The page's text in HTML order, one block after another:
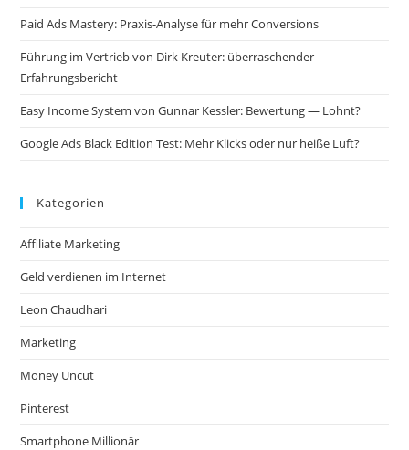
Paid Ads Mastery: Praxis-Analyse für mehr Conversions
Führung im Vertrieb von Dirk Kreuter: überraschender
Erfahrungsbericht
Easy Income System von Gunnar Kessler: Bewertung — Lohnt?
Google Ads Black Edition Test: Mehr Klicks oder nur heiße Luft?
Kategorien
Affiliate Marketing
Geld verdienen im Internet
Leon Chaudhari
Marketing
Money Uncut
Pinterest
Smartphone Millionär